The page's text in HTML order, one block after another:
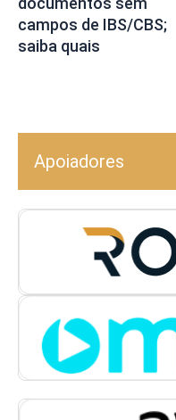
campos de IBS/CBS;
saiba quais
Apoiadores